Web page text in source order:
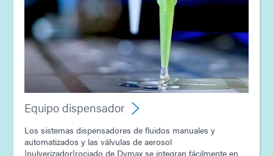
Guía: Electrónica automotriz (Asia|ES)
Equipo dispensador
Los sistemas dispensadores de fluidos manuales y
automatizados y las válvulas de aerosol
|pulverizador|rociado de Dymax se integran fácilmente en